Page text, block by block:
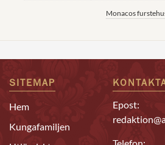
Monacos
SITEMAP
Hem
Kungafamiljen
Epost: